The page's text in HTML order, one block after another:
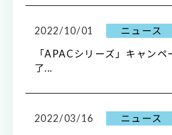
2022/10/01 ニュース
「APACシリーズ」キャンペ
了...
2022/03/16 ニュース